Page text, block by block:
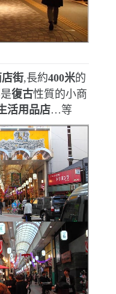
街,長約400米的
復古性質的小商
活用品店…等